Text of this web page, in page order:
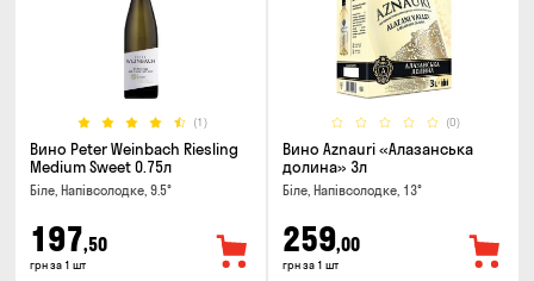
(1)
Вино Peter Weinbach Riesling
Medium Sweet 0.75л
Біле, Напівсолодке, 9.5°
197,50
грн за 1 шт
(0)
Вино Aznauri «Алазанська
долина» 3л
Біле, Напівсолодке, 13°
259,00
грн за 1 шт